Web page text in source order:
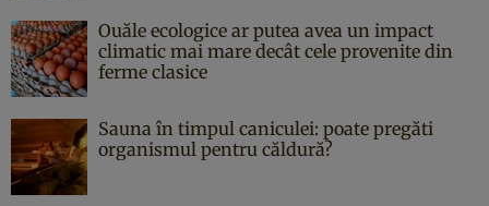
Ouăle ecologice ar putea avea un impact
climatic mai mare decât cele provenite din
ferme clasice
Sauna în timpul caniculei: poate pregăti
organismul pentru căldură?